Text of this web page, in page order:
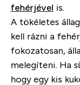
fehérjével is.
A tökéletes
kell rázni a
fokozatosan,
melegíteni. Ha
hogy egy kis